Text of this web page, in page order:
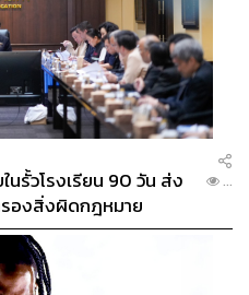
นรั้วโรงเรียน 90 วัน ส่ง
องสิ่งผิดกฎหมาย
...